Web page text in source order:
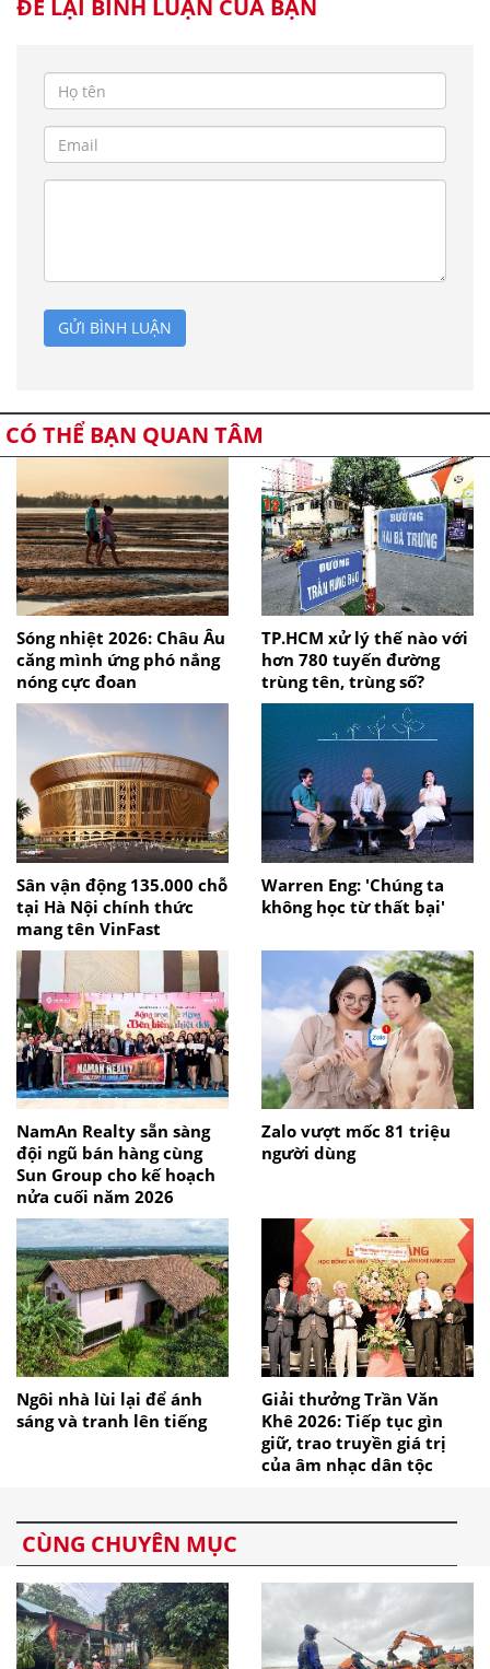
ĐỂ LẠI BÌNH LUẬN CỦA BẠN
GỬI BÌNH LUẬN
CÓ THỂ BẠN QUAN TÂM
Sóng nhiệt 2026: Châu Âu
căng mình ứng phó nắng
nóng cực đoan
TP.HCM xử lý thế nào với
hơn 780 tuyến đường
trùng tên, trùng số?
Sân vận động 135.000 chỗ
tại Hà Nội chính thức
mang tên VinFast
Warren Eng: 'Chúng ta
không học từ thất bại'
NamAn Realty sẵn sàng
đội ngũ bán hàng cùng
Sun Group cho kế hoạch
nửa cuối năm 2026
Zalo vượt mốc 81 triệu
người dùng
Ngôi nhà lùi lại để ánh
sáng và tranh lên tiếng
Giải thưởng Trần Văn
Khê 2026: Tiếp tục gìn
giữ, trao truyền giá trị
của âm nhạc dân tộc
CÙNG CHUYÊN MỤC